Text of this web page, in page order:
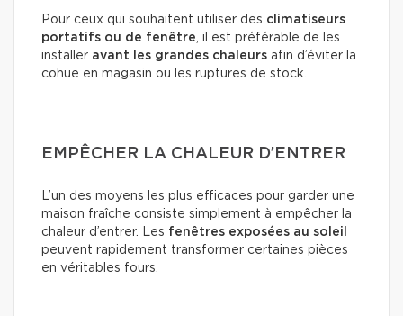
Pour ceux qui souhaitent utiliser des climatiseurs
portatifs ou de fenêtre, il est préférable de les
installer avant les grandes chaleurs afin d’éviter la
cohue en magasin ou les ruptures de stock.
EMPÊCHER LA CHALEUR D’ENTRER
L’un des moyens les plus efficaces pour garder une
maison fraîche consiste simplement à empêcher la
chaleur d’entrer. Les fenêtres exposées au soleil
peuvent rapidement transformer certaines pièces
en véritables fours.